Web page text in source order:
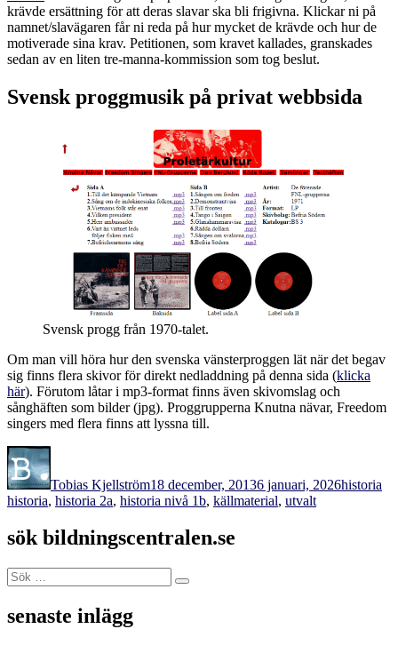
krävde ersättning för att deras slavar ska bli frigivna. Klickar ni på
namnet/slavägaren får ni reda på hur mycket de krävde och hur de
motiverade sina krav. Petitionen, som kravet kallades, granskades
sedan av en liten tre-manna-kommission som tog beslut.
Svensk proggmusik på privat webbsida
Svensk progg från 1970-talet.
Om man vill höra hur den svenska vänsterproggen lät när det begav
sig finns flera skivor för direkt nedladdning på denna sida (klicka
här). Förutom låtar i mp3-format finns även skivomslag och
sånghäften som bilder (jpg). Proggrupperna Knutna nävar, Freedom
singers med flera finns att lyssna till.
Tobias Kjellström18 december, 20136 januari, 2026historia
historia, historia 2a, historia nivå 1b, källmaterial, utvalt
sök bildningscentralen.se
Sök
efter:
Sök
senaste inlägg